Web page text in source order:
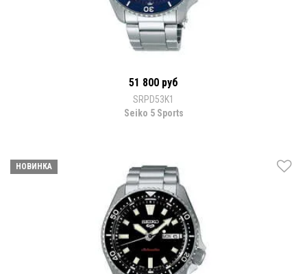
51 800 руб
SRPD53K1
Seiko 5 Sports
НОВИНКА